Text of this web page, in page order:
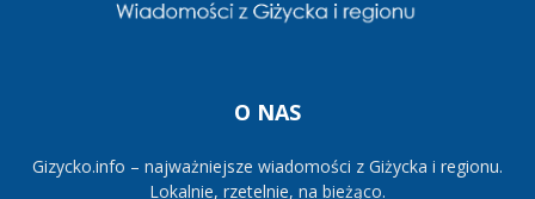
O NAS
Gizycko.info – najważniejsze wiadomości z Giżycka i regionu.
Lokalnie, rzetelnie, na bieżąco.